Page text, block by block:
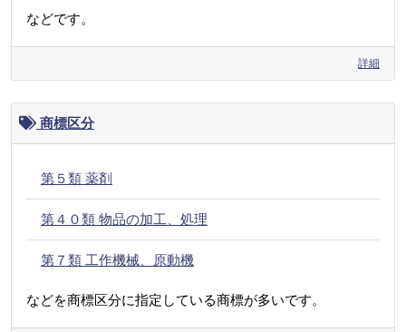
などです。
詳細
商標区分
第５類 薬剤
第４０類 物品の加工、処理
第７類 工作機械、原動機
などを商標区分に指定している商標が多いです。